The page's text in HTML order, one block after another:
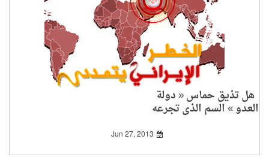
هل تذيق حماس « دولة
العدو » السم الذي تجرعه
الخميني؟!
Jun 27, 2013